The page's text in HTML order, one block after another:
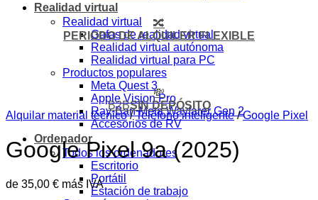
Realidad virtual
Realidad virtual
Gafas de realidad virtual
Realidad virtual autónoma
Realidad virtual para PC
Productos populares
Meta Quest 3
Apple Vision Pro
Ray-Ban Meta Wayfarer Gen 2
Accesorios de RV
Ordenador
Todos los ordenadores
Escritorio
Portátil
Estación de trabajo
🔀
PERIODO DE ALQUILER FLEXIBLE
💸
B2BSIN DEPÓSITO
Alquilar material técnico / Teléfono inteligente / Google Pixel
Google Pixel 9a (2025)
de 35,00 € más IVA